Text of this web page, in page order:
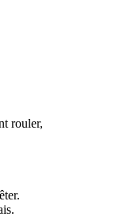
rouler,